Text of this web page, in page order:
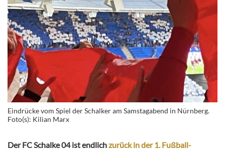
Eindrücke vom Spiel der Schalker am Samstagabend in Nürnberg.
Foto(s): Kilian Marx
Der FC Schalke 04 ist endlichzurück in der 1. Fußball-